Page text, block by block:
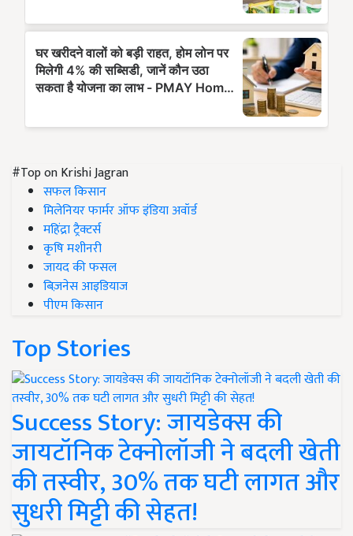
#Top on Krishi Jagran
सफल किसान
मिलेनियर फार्मर ऑफ इंडिया अवॉर्ड
महिंद्रा ट्रैक्टर्स
कृषि मशीनरी
जायद की फसल
बिज़नेस आइडियाज
पीएम किसान
Top Stories
Success Story: जायडेक्स की
जायटॉनिक टेक्नोलॉजी ने बदली खेती
की तस्वीर, 30% तक घटी लागत और
सुधरी मिट्टी की सेहत!